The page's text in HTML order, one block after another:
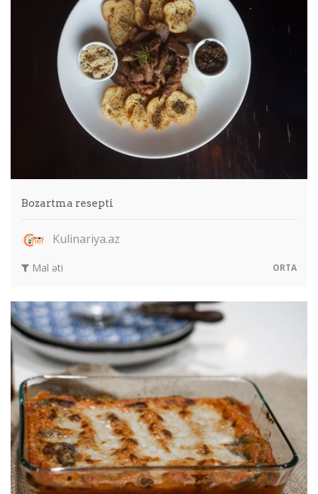
Bozartma resepti
Kulinariya.az
Mal əti ORTA